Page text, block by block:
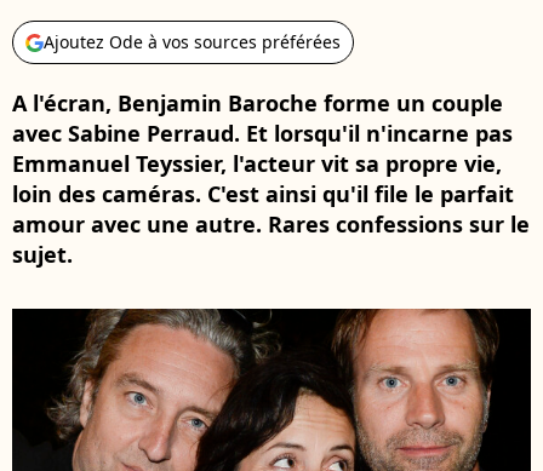
Ajoutez Ode à vos sources préférées
A l'écran, Benjamin Baroche forme un couple
avec Sabine Perraud. Et lorsqu'il n'incarne pas
Emmanuel Teyssier, l'acteur vit sa propre vie,
loin des caméras. C'est ainsi qu'il file le parfait
amour avec une autre. Rares confessions sur le
sujet.